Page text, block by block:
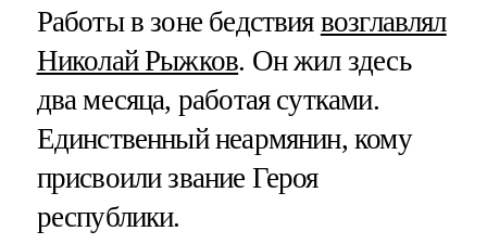
Работы в зоне бедствия возглавлял
Николай Рыжков. Он жил здесь
два месяца, работая сутками.
Единственный неармянин, кому
присвоили звание Героя
республики.